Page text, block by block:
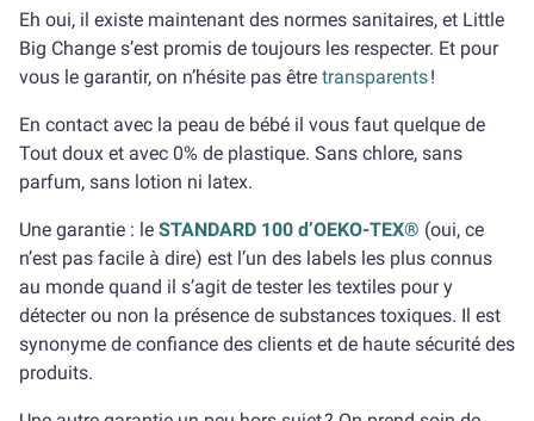
Eh oui, il existe maintenant des normes sanitaires, et Little
Big Change s’est promis de toujours les respecter. Et pour
vous le garantir, on n’hésite pas être transparents!
En contact avec la peau de bébé il vous faut quelque de
Tout doux et avec 0% de plastique. Sans chlore, sans
parfum, sans lotion ni latex.
Une garantie : le STANDARD 100 d’OEKO-TEX® (oui, ce
n’est pas facile à dire) est l’un des labels les plus connus
au monde quand il s’agit de tester les textiles pour y
détecter ou non la présence de substances toxiques. Il est
synonyme de confiance des clients et de haute sécurité des
produits.